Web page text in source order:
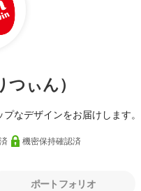
ぃん）
なデザインをお届けします。
機密保持確認済
ポートフォリオ